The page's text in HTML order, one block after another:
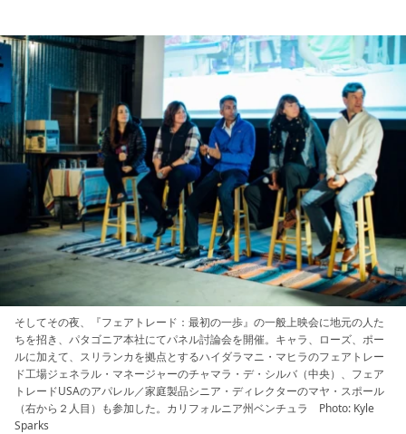
そしてその夜、『フェアトレード：最初の一歩』の一般上映会に地元の人た
ちを招き、パタゴニア本社にてパネル討論会を開催。キャラ、ローズ、ポー
ルに加えて、スリランカを拠点とするハイダラマニ・マヒラのフェアトレー
ド工場ジェネラル・マネージャーのチャマラ・デ・シルバ（中央）、フェア
トレードUSAのアパレル／家庭製品シニア・ディレクターのマヤ・スポール
（右から２人目）も参加した。カリフォルニア州ベンチュラ Photo: Kyle
Sparks